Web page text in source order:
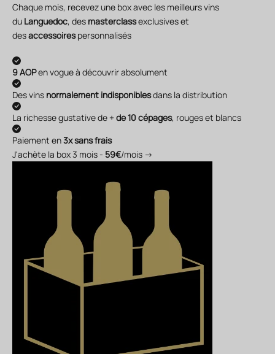
Chaque mois, recevez une box avec les meilleurs vins
du Languedoc, des masterclassexclusives et
desaccessoires personnalisés
9 AOPen vogue à découvrir absolument
Des vins normalement indisponiblesdans la distribution
La richesse gustative de + de 10 cépages, rouges et blancs
Paiement en3x sans frais
J'achète la box 3 mois - 59€/mois →